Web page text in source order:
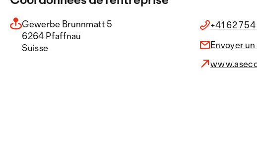
Gewerbe Brunnmatt 5
6264 Pfaffnau
Suisse
+41 62
Envoyer